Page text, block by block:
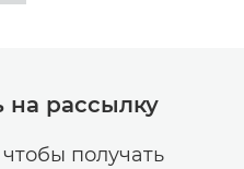
рассылку
получать